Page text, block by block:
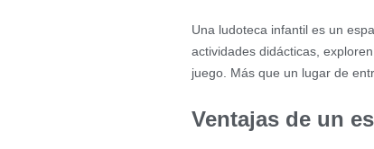
Una ludoteca infantil es un
actividades didácticas,
juego. Más que un lugar de
Ventajas de un